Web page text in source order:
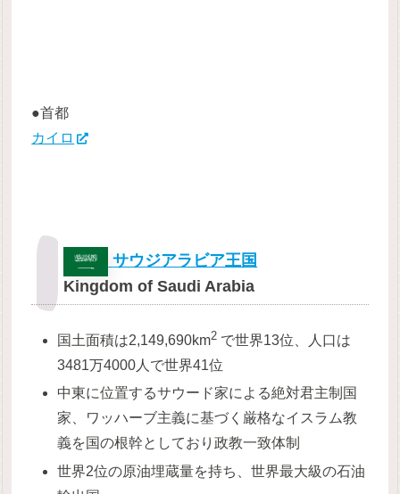
●首都
カイロ
サウジアラビア王国
Kingdom of Saudi Arabia
国土面積は2,149,690km2 で世界13位、人口は
3481万4000人で世界41位
中東に位置するサウード家による絶対君主制国
家、ワッハーブ主義に基づく厳格なイスラム教
義を国の根幹としており政教一致体制
世界2位の原油埋蔵量を持ち、世界最大級の石油